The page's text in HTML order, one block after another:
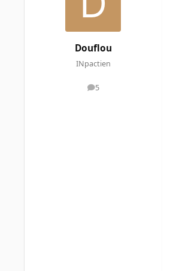
Douflou
INpactien
5
messages